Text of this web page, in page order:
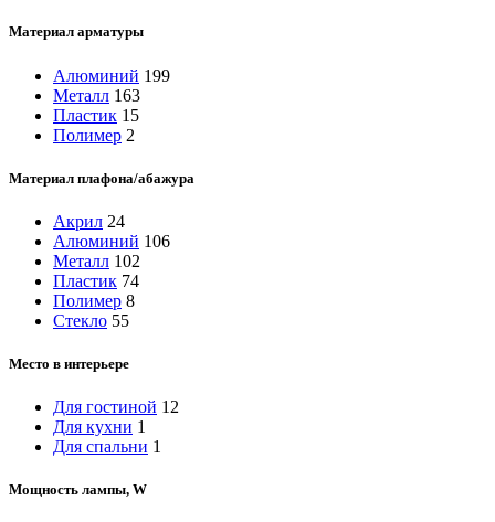
Материал арматуры
Алюминий 199
Металл 163
Пластик 15
Полимер 2
Материал плафона/абажура
Акрил 24
Алюминий 106
Металл 102
Пластик 74
Полимер 8
Стекло 55
Место в интерьере
Для гостиной 12
Для кухни 1
Для спальни 1
Мощность лампы, W